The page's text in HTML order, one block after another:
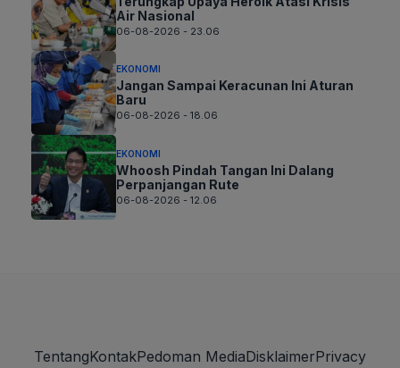
Air Nasional
06-08-2026 - 23.06
EKONOMI
Jangan Sampai Keracunan Ini Aturan
Baru
06-08-2026 - 18.06
EKONOMI
Whoosh Pindah Tangan Ini Dalang
Perpanjangan Rute
06-08-2026 - 12.06
TentangKontakPedoman MediaDisklaimerPrivacy